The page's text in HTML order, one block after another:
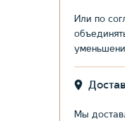
Или по
Мы